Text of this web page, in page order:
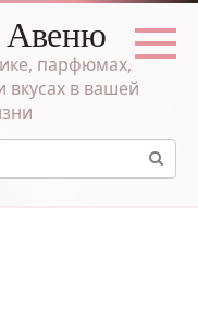
парфюмах,
вкусах в вашей